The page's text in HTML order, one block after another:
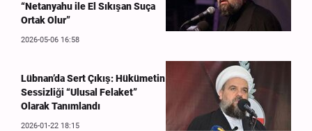
“Netanyahu ile El Sıkışan Suça
Ortak Olur”
2026-05-06 16:58
Lübnan’da Sert Çıkış: Hükümetin
Sessizliği “Ulusal Felaket”
Olarak Tanımlandı
2026-01-22 18:15